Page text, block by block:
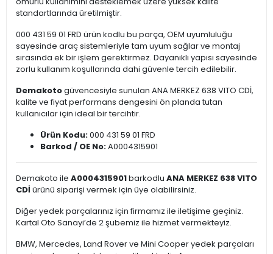
standartlarında üretilmiştir.
000 431 59 01 FRD ürün kodlu bu parça, OEM uyumluluğu
sayesinde araç sistemleriyle tam uyum sağlar ve montaj
sırasında ek bir işlem gerektirmez. Dayanıklı yapısı sayesinde
zorlu kullanım koşullarında dahi güvenle tercih edilebilir.
Demakotogüvencesiyle sunulan ANA MERKEZ 638 VITO CDİ,
kalite ve fiyat performans dengesini ön planda tutan
kullanıcılar için ideal bir tercihtir.
Ürün Kodu:000 431 59 01 FRD
Barkod / OE No:A0004315901
Demakoto ile A0004315901barkodlu ANA MERKEZ 638 VITO
CDİ ürünü siparişi vermek için üye olabilirsiniz.
Diğer yedek parçalarınız için firmamız ile iletişime geçiniz.
Kartal Oto Sanayi’de 2 şubemiz ile hizmet vermekteyiz.
BMW, Mercedes, Land Rover ve Mini Cooper yedek parçaları